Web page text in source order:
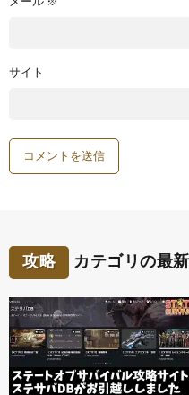
サイト
攻略 カテゴリの最